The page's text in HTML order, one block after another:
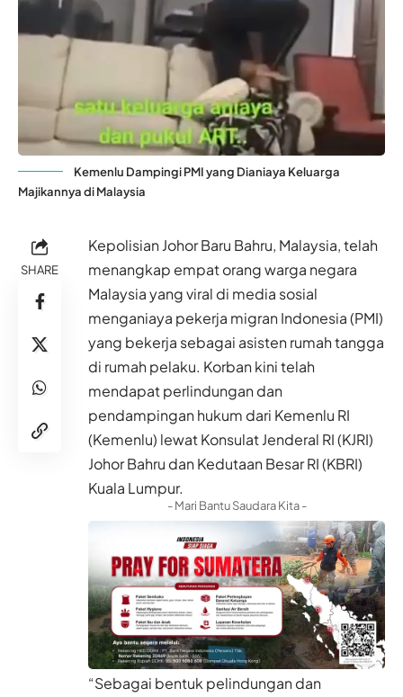
Kemenlu Dampingi PMI yang Dianiaya Keluarga
Majikannya di Malaysia
SHARE
Kepolisian Johor Baru Bahru, Malaysia, telah
menangkap empat orang warga negara
Malaysia yang viral di media sosial
menganiaya pekerja migran Indonesia (PMI)
yang bekerja sebagai asisten rumah tangga
di rumah pelaku. Korban kini telah
mendapat perlindungan dan
pendampingan hukum dari Kemenlu RI
(Kemenlu) lewat Konsulat Jenderal RI (KJRI)
Johor Bahru dan Kedutaan Besar RI (KBRI)
Kuala Lumpur.
- Mari Bantu Saudara Kita -
“Sebagai bentuk pelindungan dan